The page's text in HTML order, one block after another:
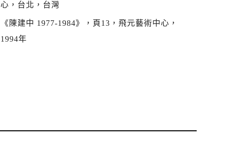
心，台北，台灣
《陳建中 1977-1984》，頁13，飛元藝術中心，
1994年